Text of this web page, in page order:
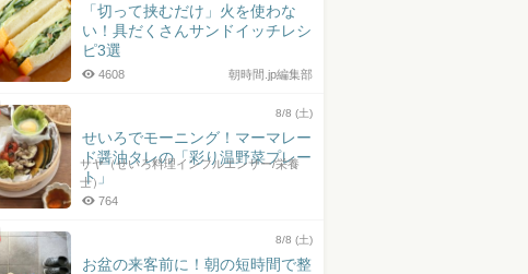
「切って挟むだけ」火を使わな
い！具だくさんサンドイッチレシ
ピ3選
朝時間.jp編集部
4608
8/8 (土)
せいろでモーニング！マーマレー
ド醤油タレの「彩り温野菜プレー
ト」
サヤ（せいろ料理インフルエンサー/栄養
士）
764
8/8 (土)
お盆の来客前に！朝の短時間で整